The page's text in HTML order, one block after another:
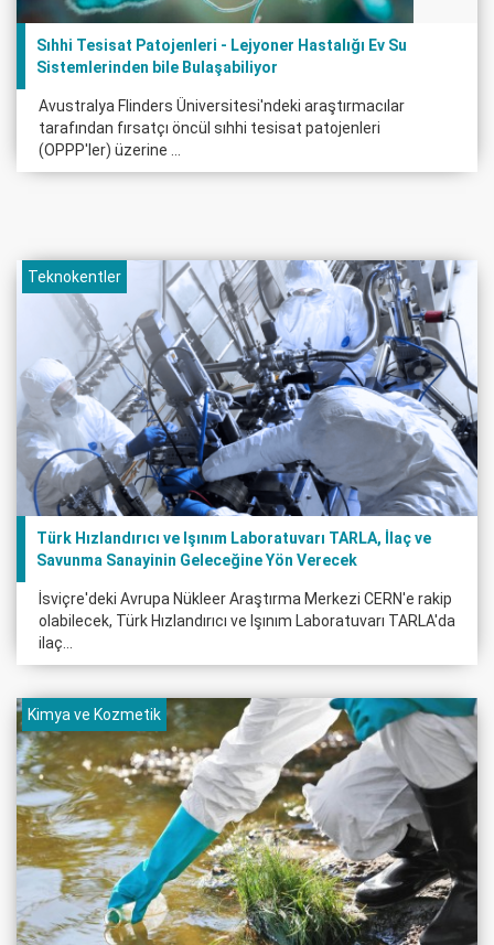
Sıhhi Tesisat Patojenleri - Lejyoner Hastalığı Ev Su
Sistemlerinden bile Bulaşabiliyor
Avustralya Flinders Üniversitesi'ndeki araştırmacılar
tarafından fırsatçı öncül sıhhi tesisat patojenleri
(OPPP'ler) üzerine ...
Teknokentler
Türk Hızlandırıcı ve Işınım Laboratuvarı TARLA, İlaç ve
Savunma Sanayinin Geleceğine Yön Verecek
İsviçre'deki Avrupa Nükleer Araştırma Merkezi CERN'e rakip
olabilecek, Türk Hızlandırıcı ve Işınım Laboratuvarı TARLA'da
ilaç...
Kimya ve Kozmetik